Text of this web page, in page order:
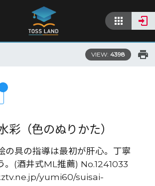
VIEW: 4398
彩（色のぬりかた）
の具の指導は最初が肝心。丁寧
。(酒井式ML推薦) No.1241033
yumi60/suisai-